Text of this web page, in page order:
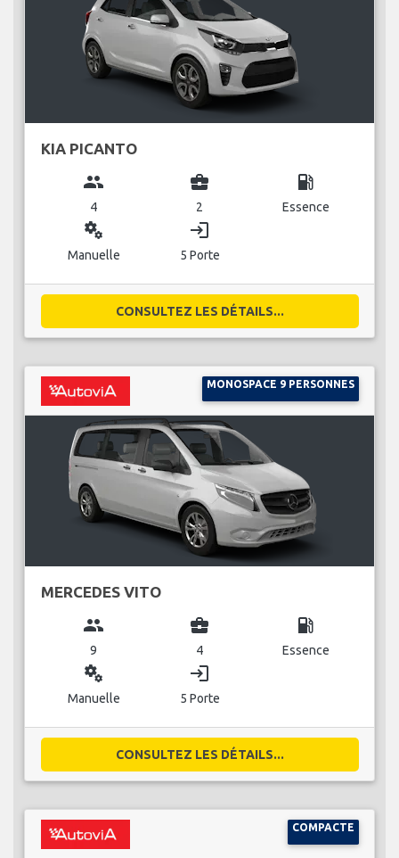
KIA PICANTO
group
4
business_center
2
local_gas_station
Essence
miscellaneous_services
Manuelle
login
5 Porte
CONSULTEZ LES DÉTAILS...
MONOSPACE 9 PERSONNES
MERCEDES VITO
group
9
business_center
4
local_gas_station
Essence
miscellaneous_services
Manuelle
login
5 Porte
CONSULTEZ LES DÉTAILS...
COMPACTE